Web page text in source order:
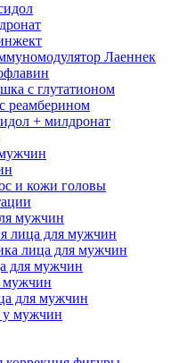
Лаеннек
с глутатионом
реамберином
+ милдронат
и кожи головы
мужчин
лица для мужчин
лица для мужчин
для мужчин
мужчин
для мужчин
мужчин